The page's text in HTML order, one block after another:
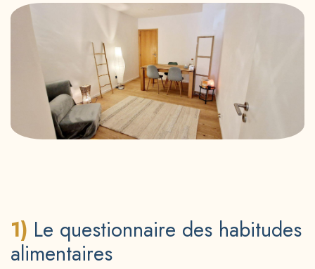
1) Le questionnaire des habitudes
alimentaires